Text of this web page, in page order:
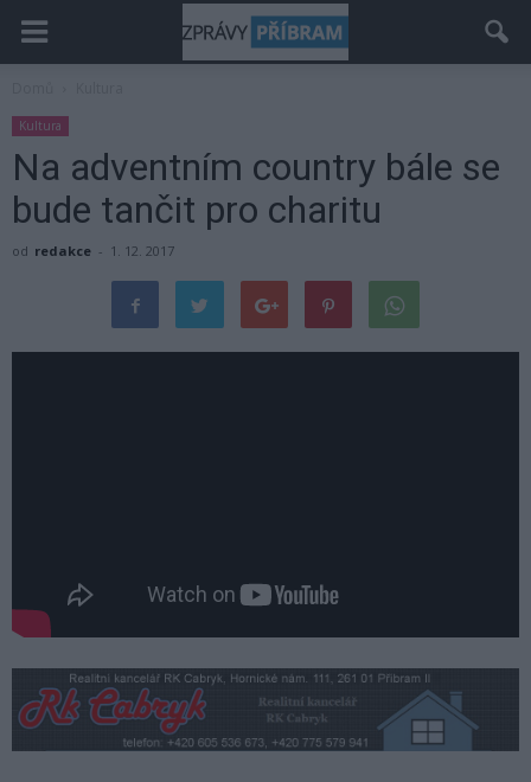
Kultura
Na adventním country bále se
bude tančit pro charitu
od redakce - 1. 12. 2017